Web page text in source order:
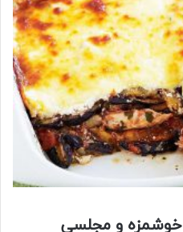
خوشمزه و مجلسی